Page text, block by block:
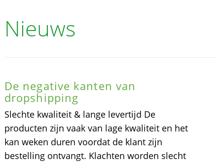
Nieuws
De negative kanten van
dropshipping
Slechte kwaliteit & lange levertijd De
producten zijn vaak van lage kwaliteit en het
kan weken duren voordat de klant zijn
bestelling ontvangt. Klachten worden slecht